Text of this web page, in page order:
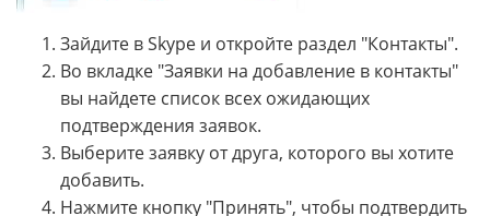
Зайдите в Skype и откройте раздел "Контакты".
Во вкладке "Заявки на добавление в контакты"
вы найдете список всех ожидающих
подтверждения заявок.
Выберите заявку от друга, которого вы хотите
добавить.
Нажмите кнопку "Принять", чтобы подтвердить